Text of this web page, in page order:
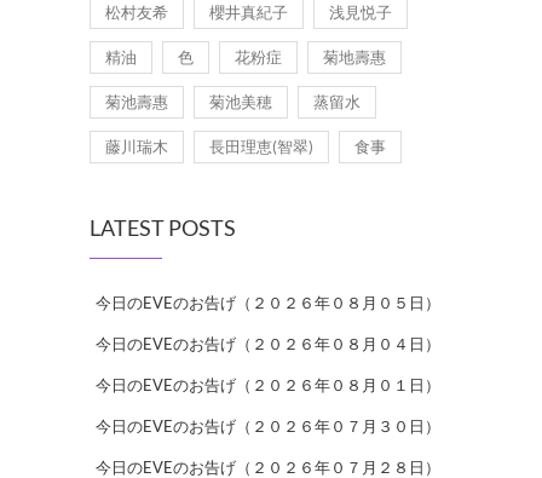
松村友希 櫻井真紀子 浅見悦子
精油 色 花粉症 菊地壽惠
菊池壽惠 菊池美穂 蒸留水
藤川瑞木 長田理恵(智翠) 食事
LATEST POSTS
今日のEVEのお告げ（２０２６年０８月０５日）
今日のEVEのお告げ（２０２６年０８月０４日）
今日のEVEのお告げ（２０２６年０８月０１日）
今日のEVEのお告げ（２０２６年０７月３０日）
今日のEVEのお告げ（２０２６年０７月２８日）